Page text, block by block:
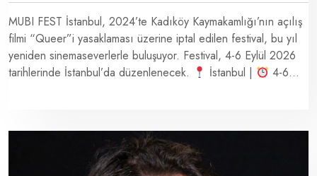
MUBI FEST İstanbul, 2024’te Kadıköy Kaymakamlığı’nın açılış
filmi “Queer”i yasaklaması üzerine iptal edilen festival, bu yıl
yeniden sinemaseverlerle buluşuyor. Festival, 4-6 Eylül 2026
tarihlerinde İstanbul’da düzenlenecek.
İstanbul | 4-6...